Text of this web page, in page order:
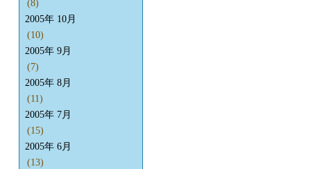
(8)
2005年 10月
(10)
2005年 9月
(7)
2005年 8月
(11)
2005年 7月
(15)
2005年 6月
(13)